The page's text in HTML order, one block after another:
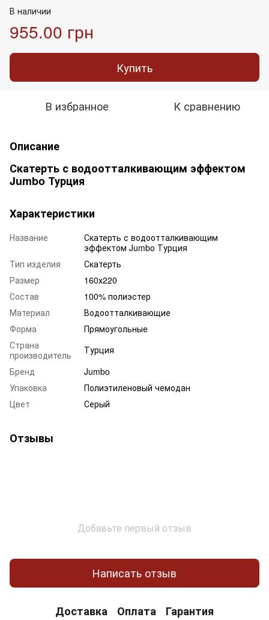
В наличии
955.00 грн
Купить
В избранное К сравнению
Описание
Скатерть с водоотталкивающим эффектом
Jumbo Турция
Характеристики
Название
Скатерть с водоотталкивающим
эффектом Jumbo Турция
Тип изделия
Скатерть
Размер
160х220
Состав
100% полиэстер
Материал
Водоотталкивающие
Форма
Прямоугольные
Страна
производитель
Турция
Бренд
Jumbo
Упаковка
Полиэтиленовый чемодан
Цвет
Серый
Отзывы
Добавьте первый отзыв
Написать отзыв
Доставка Оплата Гарантия